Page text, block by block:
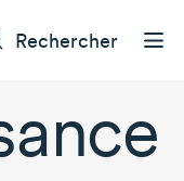
Rechercher